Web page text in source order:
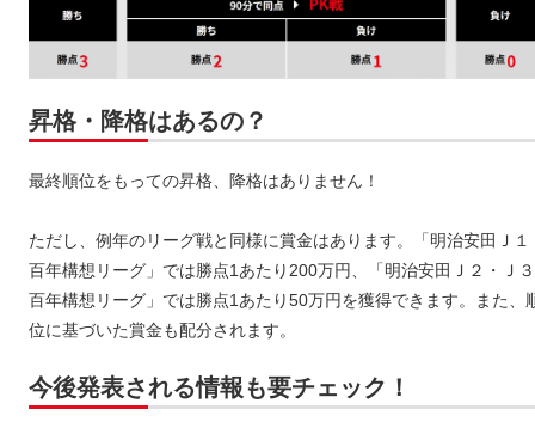
昇格・降格はあるの？
最終順位をもっての昇格、降格はありません！
ただし、例年のリーグ戦と同様に賞金はあります。「明治安田Ｊ１
百年構想リーグ」では勝点1あたり200万円、「明治安田Ｊ２・Ｊ３
百年構想リーグ」では勝点1あたり50万円を獲得できます。また、
位に基づいた賞金も配分されます。
今後発表される情報も要チェック！